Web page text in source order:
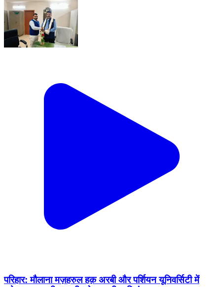
परिहार: मौलाना मज़हरुल हक़ अरबी और पर्शियन यूनिवर्सिटी में